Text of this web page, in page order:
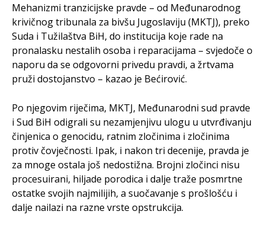
Mehanizmi tranzicijske pravde – od Međunarodnog
krivičnog tribunala za bivšu Jugoslaviju (MKTJ), preko
Suda i Tužilaštva BiH, do institucija koje rade na
pronalasku nestalih osoba i reparacijama – svjedoče o
naporu da se odgovorni privedu pravdi, a žrtvama
pruži dostojanstvo – kazao je Bećirović.
Po njegovim riječima, MKTJ, Međunarodni sud pravde
i Sud BiH odigrali su nezamjenjivu ulogu u utvrđivanju
činjenica o genocidu, ratnim zločinima i zločinima
protiv čovječnosti. Ipak, i nakon tri decenije, pravda je
za mnoge ostala još nedostižna. Brojni zločinci nisu
procesuirani, hiljade porodica i dalje traže posmrtne
ostatke svojih najmilijih, a suočavanje s prošlošću i
dalje nailazi na razne vrste opstrukcija.